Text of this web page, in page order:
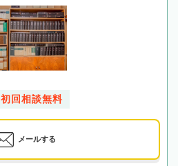
初回相談無料
メールする